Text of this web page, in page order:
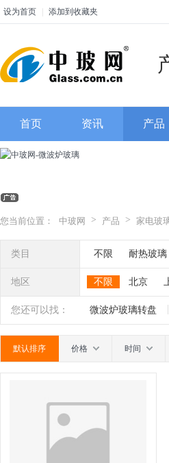
设为首页 添加到收藏夹
首页 资讯 产品
您当前位置： 中玻网 > 产品 > 家电玻
类目 不限 耐热玻璃
智能调光玻璃
高温玻璃 电致
地区 不限 北京
南 广东 广西
您还可以找： 微波炉玻璃转盘
默认排序 价格 时间